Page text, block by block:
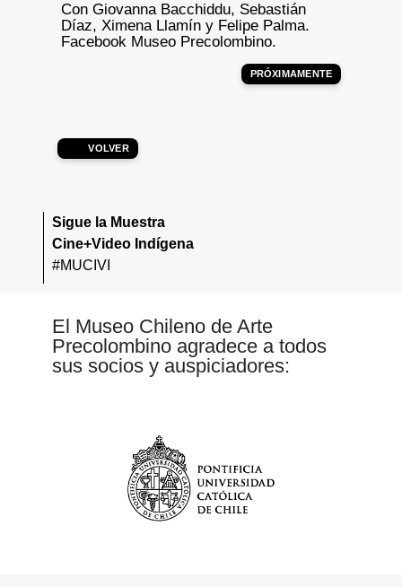
Con Giovanna Bacchiddu, Sebastián
Díaz, Ximena Llamín y Felipe Palma.
Facebook Museo Precolombino.
PRÓXIMAMENTE
VOLVER
Sigue la Muestra
Cine+Video Indígena
#MUCIVI
El Museo Chileno de Arte
Precolombino agradece a todos
sus socios y auspiciadores: